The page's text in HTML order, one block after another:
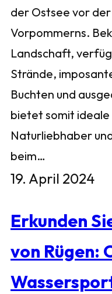
der Ostsee vor
Vorpommerns.
Landschaft,
Strände,
Buchten und
bietet somit
Naturliebhaber
beim…
19. April 2024
Erkunden
von Rügen: